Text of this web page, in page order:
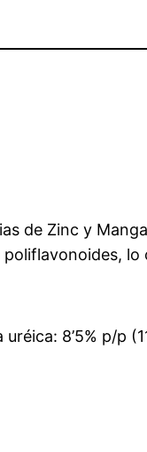
de Zinc y
lo
8’5% p/p